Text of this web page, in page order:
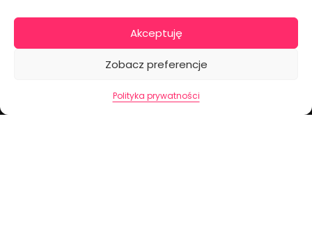
Akceptuję
Zobacz preferencje
Polityka prywatności
tortoweozdoby.sklep@gmail.com
ul. Modularna 12, 02-238 Warszawa
Pon.-Pt.: 07:00 - 14:30